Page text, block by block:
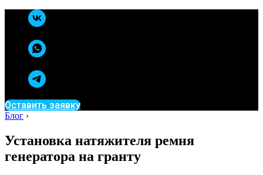
Оставить заявку
Блог ›
Установка натяжителя ремня
генератора на гранту